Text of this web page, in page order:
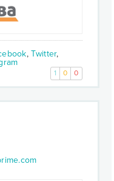
,Twitter,
1 0 0